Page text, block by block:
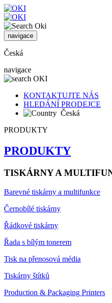
navigace
Česká
navigace
KONTAKTUJTE NÁS
HLEDÁNÍ PRODEJCE
Česká
PRODUKTY
PRODUKTY
TISKÁRNY A
Barevné tiskárny a multifunkce
Černobílé tiskárny
Řádkové tiskárny
Řada s bílým tonerem
Tisk na přenosová média
Tiskárny štítků
Production & Packaging Printers